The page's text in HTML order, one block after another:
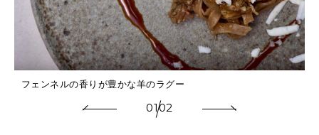
フェンネルの香りが豊かな羊のラグー
0102